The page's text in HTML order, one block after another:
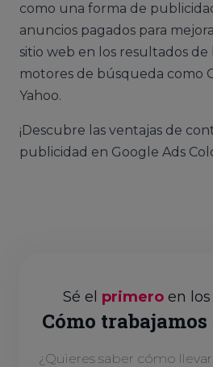
como una forma de
anuncios pagados para
sitio web en los resultados
motores de búsqueda como
Yahoo.
¡Descubre las ventajas de
publicidad en Google Ads
Sé el primero en
Cómo trabajamos
¿Quieres saber cómo